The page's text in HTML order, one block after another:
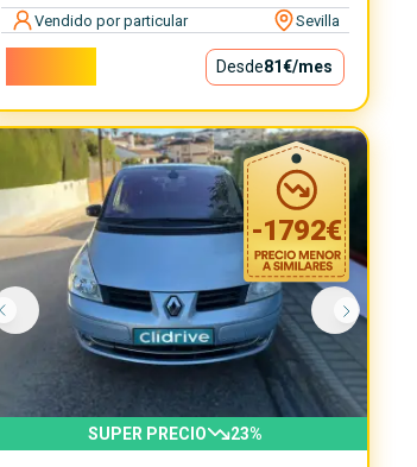
Vendido por particular Sevilla
Desde81€/mes
-1792€
SUPER PRECIO 23%